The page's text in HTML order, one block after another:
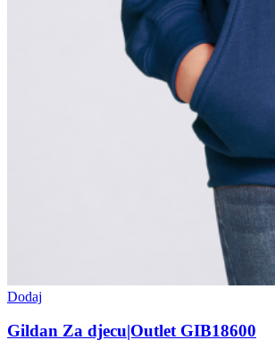
Dodaj
Gildan Za djecu|Outlet GIB18600